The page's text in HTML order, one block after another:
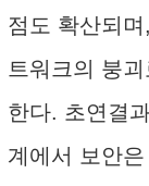
점도 확산되
트워크의 붕
한다. 초연결
계에서 보안은